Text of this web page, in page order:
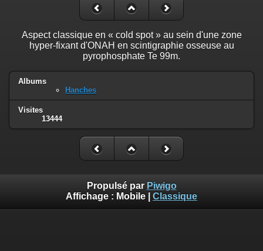
Aspect classique en « cold spot » au sein d'une zone
hyper-fixant d'ONAH en scintigraphie osseuse au
pyrophosphate Te 99m.
Albums
Hanches
Visites
13444
Propulsé par Piwigo
Affichage : Mobile Classique